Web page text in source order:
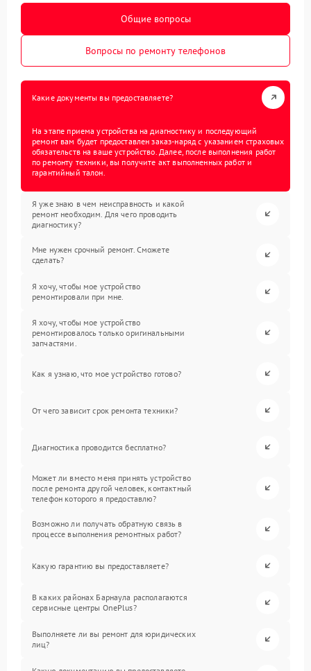
Общие вопросы
Вопросы по ремонту телефонов
Какие документы вы предоставляете?
На этапе приема устройства на диагностику и последующий
ремонт вам будет предоставлен заказ-наряд с указанием страховых
обязательств на ваше устройство. Далее, после выполнения работ
по ремонту техники, вы получите акт выполненных работ и
гарантийный талон.
Я уже знаю в чем неисправность и какой
ремонт необходим. Для чего проводить
диагностику?
Мне нужен срочный ремонт. Сможете
сделать?
Я хочу, чтобы мое устройство
ремонтировали при мне.
Я хочу, чтобы мое устройство
ремонтировалось только оригинальными
запчастями.
Как я узнаю, что мое устройство готово?
От чего зависит срок ремонта техники?
Диагностика проводится бесплатно?
Может ли вместо меня принять устройство
после ремонта другой человек, контактный
телефон которого я предоставлю?
Возможно ли получать обратную связь в
процессе выполнения ремонтных работ?
Какую гарантию вы предоставляете?
В каких районах Барнаула располагаются
сервисные центры OnePlus?
Выполняете ли вы ремонт для юридических
лиц?